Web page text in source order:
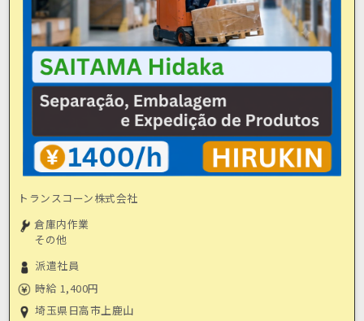
トランスコーン株式会社
倉庫内作業
その他
派遣社員
時給 1,400円
埼玉県日高市上鹿山